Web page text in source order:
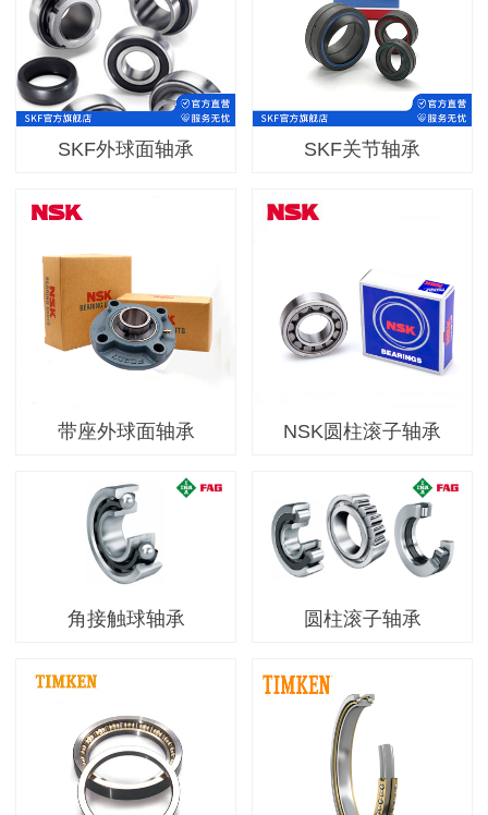
SKF外球面轴承 SKF关节轴承
带座外球面轴承 NSK圆柱滚子轴承
角接触球轴承 圆柱滚子轴承